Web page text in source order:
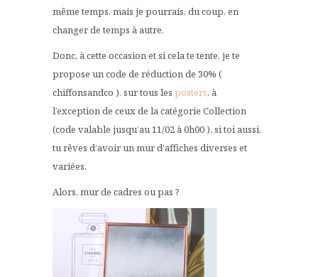
même temps, mais je pourrais, du coup, en
changer de temps à autre.
Donc, à cette occasion et si cela te tente, je te
propose un code de réduction de 30% (
chiffonsandco ), sur tous les posters, à
l’exception de ceux de la catégorie Collection
(code valable jusqu’au 11/02 à 0h00 ), si toi aussi,
tu rêves d’avoir un mur d’affiches diverses et
variées.
Alors, mur de cadres ou pas ?